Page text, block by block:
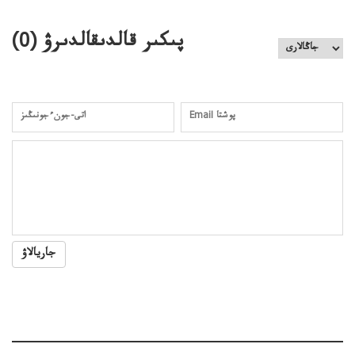
پىكىر قالدىقالدىرۋ (0
)
جاريالاۋ